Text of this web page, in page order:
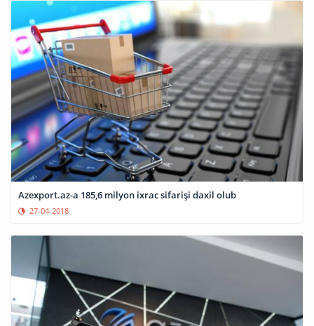
Azexport.az-a 185,6 milyon ixrac sifarişi daxil olub
27-04-2018